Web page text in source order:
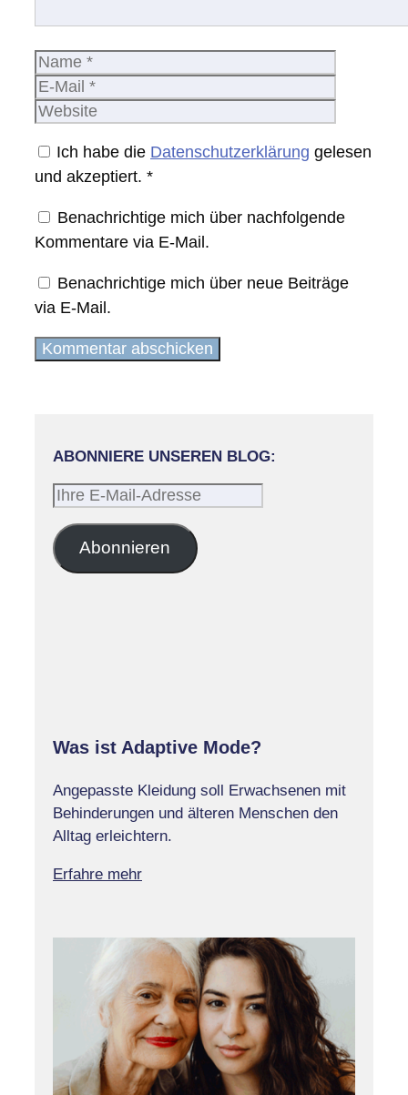
Name
Ich habe die Datenschutzerklärung gelesen
und akzeptiert. *
Benachrichtige mich über nachfolgende
Kommentare via E-Mail.
Benachrichtige mich über neue Beiträge
via E-Mail.
ABONNIERE UNSEREN BLOG:
Ihre
Mail-
Adresse
Abonnieren
Was ist Adaptive Mode?
Angepasste Kleidung soll Erwachsenen mit
Behinderungen und älteren Menschen den
Alltag erleichtern.
Erfahre mehr